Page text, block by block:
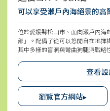
可以享受瀨戶內海絕景的高
位於愛媛縣松山市、面向瀨戶內海
部」。配備了從可以悠閒自在地揮
其中多樣的盲洞與彎曲狗腿洞戰略
查看
瀏覽官方網站▸